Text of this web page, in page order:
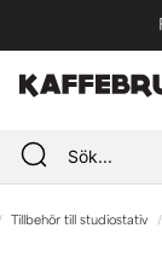
Tillbehör till studiostativ